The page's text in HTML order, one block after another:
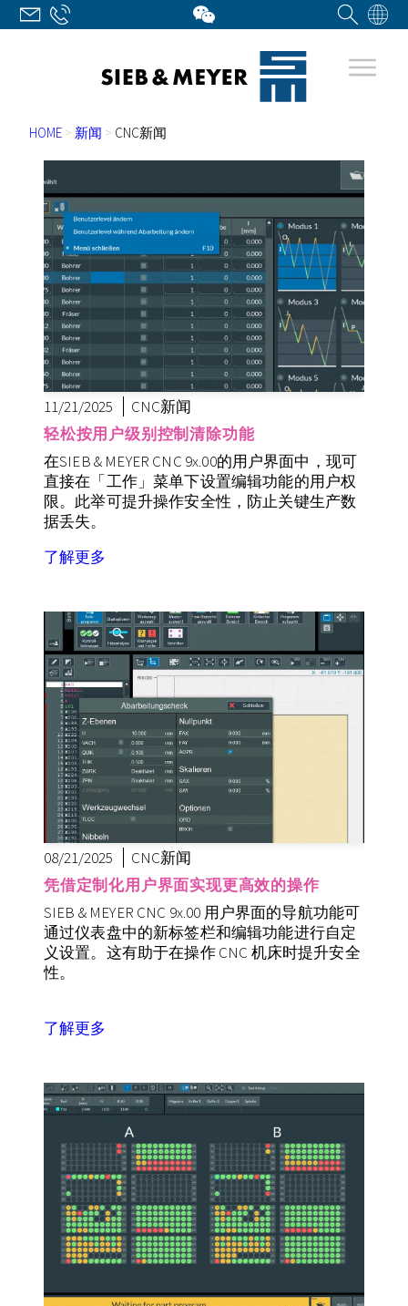
HOME > 新闻 > CNC新闻
11/21/2025
CNC新闻
轻松按用户级别控制清除功能
在SIEB & MEYER CNC 9x.00的用户界面中，现可
直接在「工作」菜单下设置编辑功能的用户权
限。此举可提升操作安全性，防止关键生产数
据丢失。
了解更多
08/21/2025
CNC新闻
凭借定制化用户界面实现更高效的操作
SIEB & MEYER CNC 9x.00 用户界面的导航功能可
通过仪表盘中的新标签栏和编辑功能进行自定
义设置。这有助于在操作 CNC 机床时提升安全
性。
了解更多